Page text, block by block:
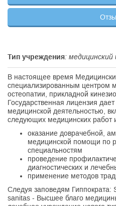
Тип учреждения:
В настоящее время
специализированным центром
остеопатии, прикладной
Государственная лицензия
медицинской деятельностью,
следующих медицинских работ
оказание доврачебной,
медицинской помощи по
специальностям
проведение
диагностических и
применение методов
Следуя заповедям Гиппократа:
sanitas - Высшее благо